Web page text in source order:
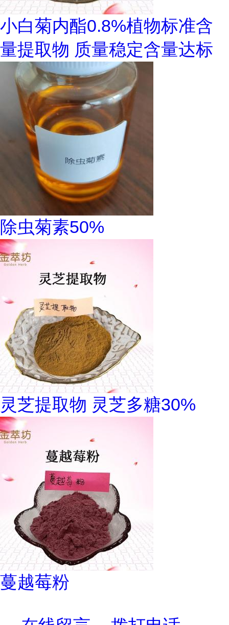
小白菊内酯0.8%植物标准含
量提取物 质量稳定含量达标
除虫菊素50%
灵芝提取物 灵芝多糖30%
蔓越莓粉